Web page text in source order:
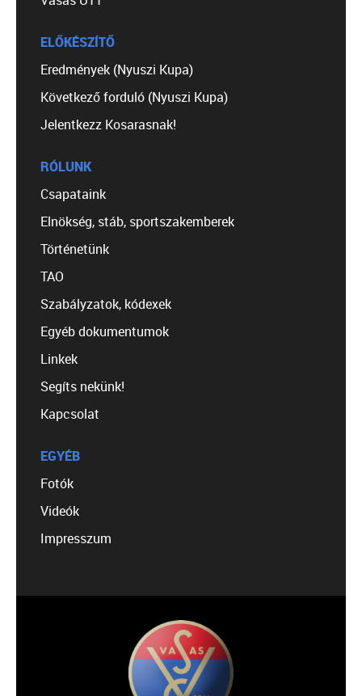
ELŐKÉSZÍTŐ
Eredmények (Nyuszi Kupa)
Következő forduló (Nyuszi Kupa)
Jelentkezz Kosarasnak!
RÓLUNK
Csapataink
Elnökség, stáb, sportszakemberek
Történetünk
TAO
Szabályzatok, kódexek
Egyéb dokumentumok
Linkek
Segíts nekünk!
Kapcsolat
EGYÉB
Fotók
Videók
Impresszum